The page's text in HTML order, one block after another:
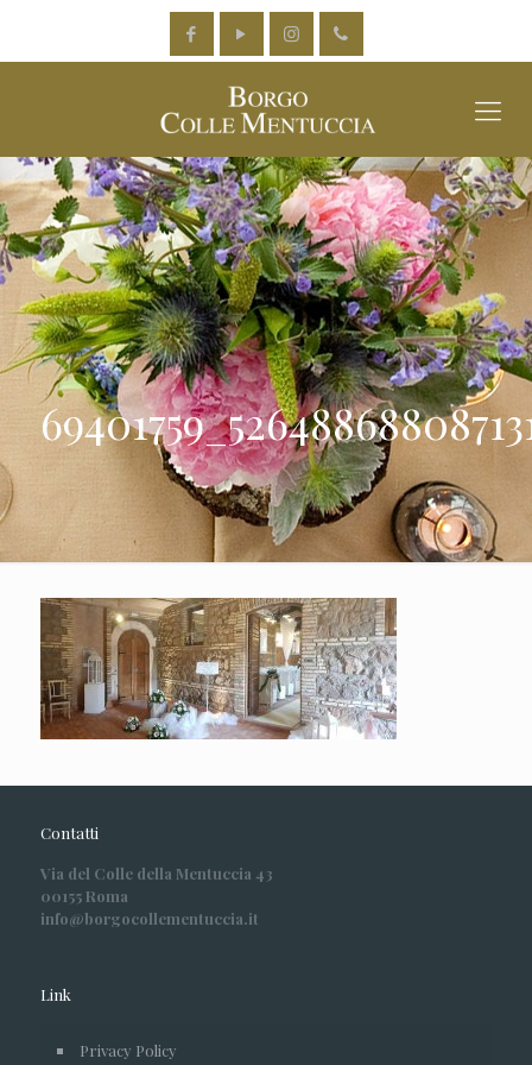
Contatti
Via del Colle della Mentuccia 43
00155 Roma
info@borgocollementuccia.it
Link
Privacy Policy